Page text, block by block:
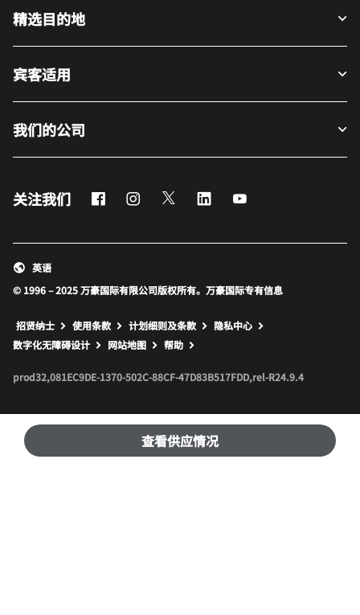
查看供应情况
精选目的地
宾客适用
我们的公司
关注我们 FacebookInstagram
Twitter LinkedIn
© 1996 – 2025 万豪国际有限公司版权所有。万豪国际专有信息
英语
招贤纳士 使用条款 计划细则及条款
隐私中心
数字化无障碍设计
网站地图 打开新窗口
帮助
prod32,081EC9DE-1370-502C-88CF-47D83B517FDD,rel-R24.9.4